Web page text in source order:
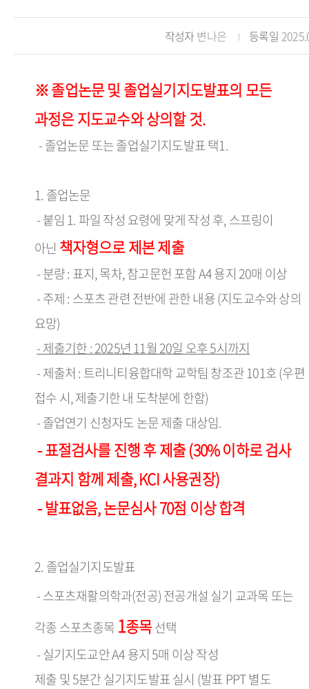
취업정보
포토갤러리
입학게시판
진로가이드영상
작성자 변나은 등록일
※ 졸업논문 및 졸업실기지도발표의 모든
과정은 지도교수와 상의할 것.
- 졸업논문 또는 졸업실기지도발표 택1.
1. 졸업논문
- 붙임 1. 파일 작성 요령에 맞게 작성 후, 스프링이
아닌 책자형으로 제본 제출
- 분량 : 표지, 목차, 참고문헌 포함 A4 용지 20매 이상
- 주제 : 스포츠 관련 전반에 관한 내용 (지도교수와 상의
요망)
- 제출기한 : 2025년 11월 20일 오후 5시까지
- 제출처 : 트리니티융합대학 교학팀 창조관 101호 (우편
접수 시, 제출기한 내 도착분에 한함)
- 졸업연기 신청자도 논문 제출 대상임.
- 표절검사를 진행 후 제출 (30% 이하로 검사
결과지 함께 제출, KCI 사용권장)
- 발표없음, 논문심사 70점 이상 합격
2. 졸업실기지도발표
-스포츠재활의학과(전공) 전공개설 실기 교과목 또는
각종 스포츠종목 1종목선택
- 실기지도교안 A4 용지 5매 이상 작성
제출 및5분간실기지도발표 실시 (발표 PPT 별도